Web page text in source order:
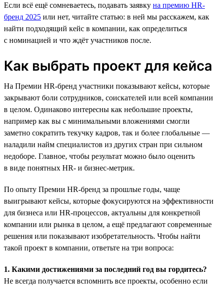
Если всё ещё сомневаетесь, подавать заявку на премию HR-
бренд 2025 или нет, читайте статью: в ней мы расскажем, как
найти подходящий кейс в компании, как определиться
с номинацией и что ждёт участников после.
Как выбрать проект для кейса
На Премии HR-бренд участники показывают кейсы, которые
закрывают боли сотрудников, соискателей или всей компании
в целом. Одинаково интересны как небольшие проекты,
например как вы с минимальными вложениями смогли
заметно сократить текучку кадров, так и более глобальные —
наладили найм специалистов из других стран при сильном
недоборе. Главное, чтобы результат можно было оценить
в виде понятных HR- и бизнес-метрик.
По опыту Премии HR-бренд за прошлые годы, чаще
выигрывают кейсы, которые фокусируются на эффективности
для бизнеса или HR-процессов, актуальны для конкретной
компании или рынка в целом, а ещё предлагают современные
решения или показывают изобретательность. Чтобы найти
такой проект в компании, ответьте на три вопроса:
1. Какими достижениями за последний год вы гордитесь?
Не всегда получается вспомнить все проекты, особенно если